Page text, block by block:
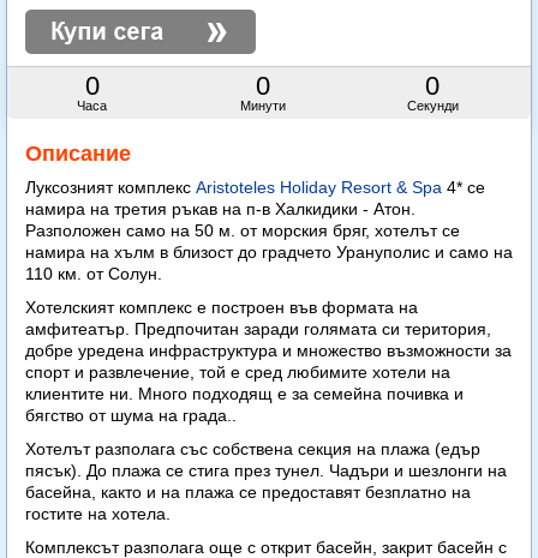
0
Часа
0
Минути
0
Секунди
Описание
Луксозният комплекс Aristoteles Holiday Resort & Spa 4* се
намира на третия ръкав на п-в Халкидики - Атон.
Разположен само на 50 м. от морския бряг, хотелът се
намира на хълм в близост до градчето Урануполис и само на
110 км. от Солун.
Хотелският комплекс е построен във формата на
амфитеатър. Предпочитан заради голямата си територия,
добре уредена инфраструктура и множество възможности за
спорт и развлечение, той е сред любимите хотели на
клиентите ни. Много подходящ е за семейна почивка и
бягство от шума на града..
Хотелът разполага със собствена секция на плажа (едър
пясък). До плажа се стига през тунел. Чадъри и шезлонги на
басейна, както и на плажа се предоставят безплатно на
гостите на хотела.
Комплексът разполага още с открит басейн, закрит басейн с